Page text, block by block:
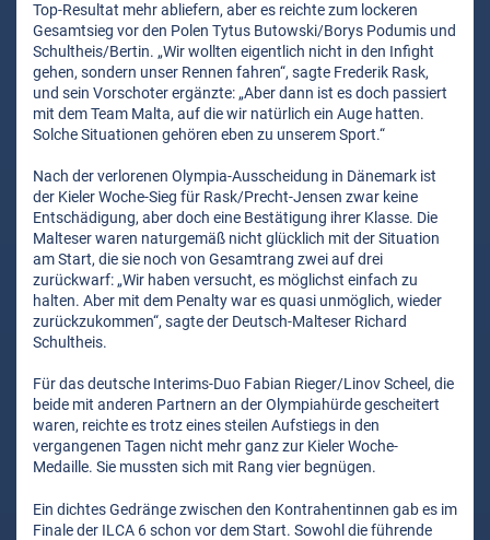
Top-Resultat mehr abliefern, aber es reichte zum lockeren
Gesamtsieg vor den Polen Tytus Butowski/Borys Podumis und
Schultheis/Bertin. „Wir wollten eigentlich nicht in den Infight
gehen, sondern unser Rennen fahren“, sagte Frederik Rask,
und sein Vorschoter ergänzte: „Aber dann ist es doch passiert
mit dem Team Malta, auf die wir natürlich ein Auge hatten.
Solche Situationen gehören eben zu unserem Sport.“
Nach der verlorenen Olympia-Ausscheidung in Dänemark ist
der Kieler Woche-Sieg für Rask/Precht-Jensen zwar keine
Entschädigung, aber doch eine Bestätigung ihrer Klasse. Die
Malteser waren naturgemäß nicht glücklich mit der Situation
am Start, die sie noch von Gesamtrang zwei auf drei
zurückwarf: „Wir haben versucht, es möglichst einfach zu
halten. Aber mit dem Penalty war es quasi unmöglich, wieder
zurückzukommen“, sagte der Deutsch-Malteser Richard
Schultheis.
Für das deutsche Interims-Duo Fabian Rieger/Linov Scheel, die
beide mit anderen Partnern an der Olympiahürde gescheitert
waren, reichte es trotz eines steilen Aufstiegs in den
vergangenen Tagen nicht mehr ganz zur Kieler Woche-
Medaille. Sie mussten sich mit Rang vier begnügen.
Ein dichtes Gedränge zwischen den Kontrahentinnen gab es im
Finale der ILCA 6 schon vor dem Start. Sowohl die führende